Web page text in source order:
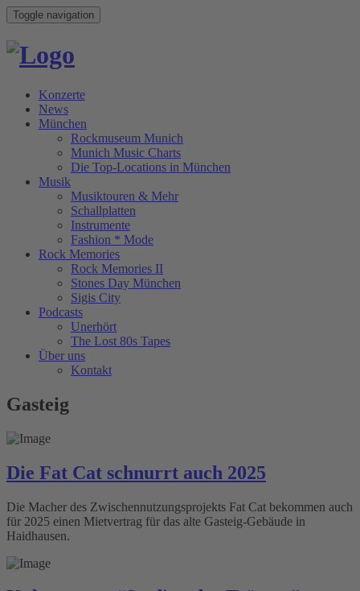
Toggle navigation
Konzerte
News
München
Rockmuseum Munich
Munich Music Charts
Die Top-Locations in München
Musik
Musiktouren & Mehr
Schallplatten
Instrumente
Fashion * Mode
Rock Memories
Rock Memories II
Stones Day München
Sigis City
Podcasts
Unerhört
The Lost 80s Tapes
Über uns
Kontakt
Gasteig
Die Fat Cat schnurrt auch 2025
Die Macher des Zwischennutzungsprojekts Fat Cat bekommen auch
für 2025 einen Mietvertrag für das alte Gasteig-Gebäude in
Haidhausen.